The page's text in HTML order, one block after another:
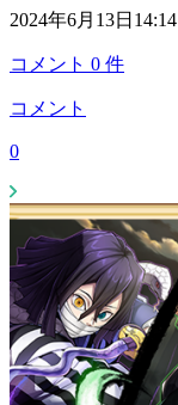
2024年6月13日14:14
コメント 0 件
コメント
0